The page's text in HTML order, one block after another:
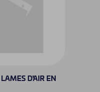
D'AIR EN